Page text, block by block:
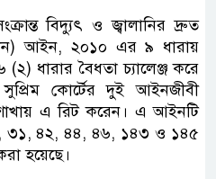
বিদ্যুৎ ও জ্বালানির দ্রুত
আইন, ২০১০ এর ৯ ধারায়
(২) ধারার বৈধতা চ্যালেঞ্জ করে
কোর্টের দুই আইনজীবী
শাখায় এ রিট করেন। এ আইনটি
৩১, ৪২, ৪৪, ৪৬, ১৪৩ ও ১৪৫
হয়েছে।